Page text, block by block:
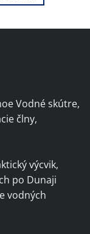
Vodné skútre,
člny,
výcvik,
po Dunaji
vodných